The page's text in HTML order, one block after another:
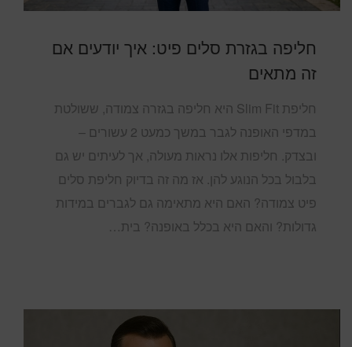
חליפה בגזרת סלים פיט: איך יודעים אם
זה מתאים
חליפת Slim Fit היא חליפה בגזרה צמודה, ששולטת
במדפי האופנה לגבר במשך כמעט 2 עשורים –
ובצדק. חליפות אלו נראות מעולה, אך לעיתים יש גם
בלבול בכל הנוגע להן. אז מה זה בדיוק חליפת סלים
פיט צמודה? האם היא מתאימה גם לגברים במידות
גדולות? והאם היא בכלל באופנה? בית…